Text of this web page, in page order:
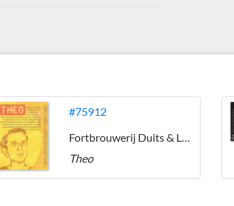
#75912
Fortbrouwerij Duits & Lauret
Theo